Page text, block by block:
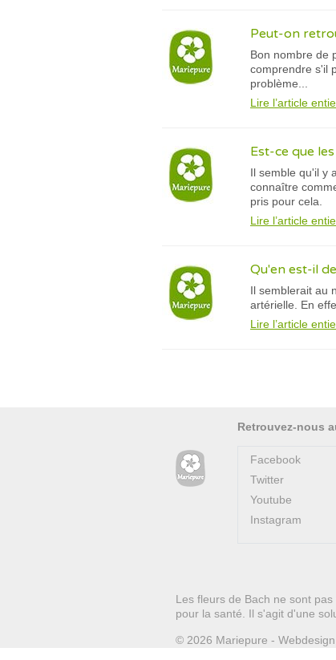
Peut-on
Bon nombre de
comprendre s'il
problème...
Lire l’article
Est-ce que
Il semble qu'il y
connaître
pris pour cela.
Lire l’article
Qu'en est-il
Il semblerait au
artérielle. En
Lire l’article
Retrouvez-nous
Facebook
Twitter
Youtube
Instagram
Les fleurs de Bach ne sont
pour la santé. Il s'agit d'une
© 2026 Mariepure - Webdesign